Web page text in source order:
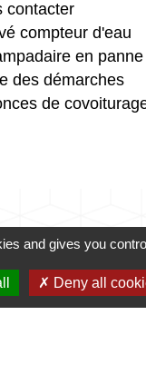
contacter
compteur d'eau
en
des démarches
de
en-
en-Gâtine -
and gives you
Deny all